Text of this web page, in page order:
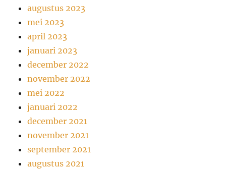
augustus 2023
mei 2023
april 2023
januari 2023
december 2022
november 2022
mei 2022
januari 2022
december 2021
november 2021
september 2021
augustus 2021